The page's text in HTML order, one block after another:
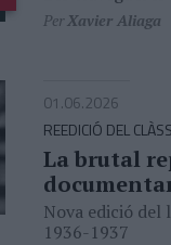
PerXavier Aliaga
01.06.2026
REEDICIÓ DEL
La brutal
Nova edició del
1936-1937